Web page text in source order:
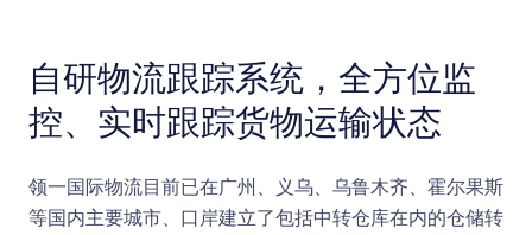
自研物流跟踪系统，全方位监
控、实时跟踪货物运输状态
领一国际物流目前已在广州、义乌、乌鲁木齐、霍尔果斯
等国内主要城市、口岸建立了包括中转仓库在内的仓储转